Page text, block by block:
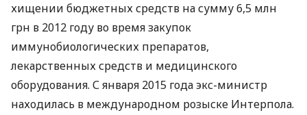
хищении бюджетных средств на сумму 6,5 млн
грн в 2012 году во время закупок
иммунобиологических препаратов,
лекарственных средств и медицинского
оборудования. С января 2015 года экс-министр
находилась в международном розыске Интерпола.